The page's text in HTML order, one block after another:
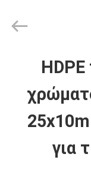
ΠΡΟΪΌΝΤΑ
ΣΧΕΤΙΚΆ
Plastic
CO.,LTD.
για